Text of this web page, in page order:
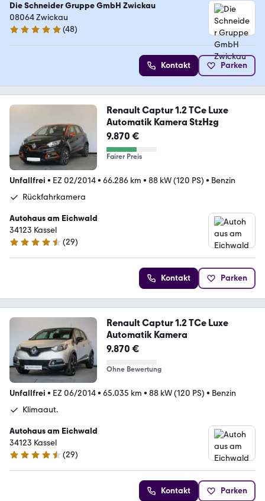
Die Schneider Gruppe GmbH Zwickau
08064 Zwickau
4.8 Sterne
(48)
Kontakt Parken
Renault Captur 1.2 TCe Luxe
Automatik Kamera StzHzg
9.870 €
Fairer Preis
Unfallfrei • EZ 02/2014• 66.286 km • 88 kW (120 PS) • Benzin
Rückfahrkamera
Autohaus am Eichwald
34123 Kassel
4.4 Sterne
(29)
Kontakt Parken
Renault Captur 1.2 TCe Luxe
Automatik Kamera
9.870 €
Ohne Bewertung
Unfallfrei • EZ 06/2014• 65.035 km • 88 kW (120 PS) • Benzin
Klimaaut.
Autohaus am Eichwald
34123 Kassel
4.4 Sterne
(29)
Kontakt Parken